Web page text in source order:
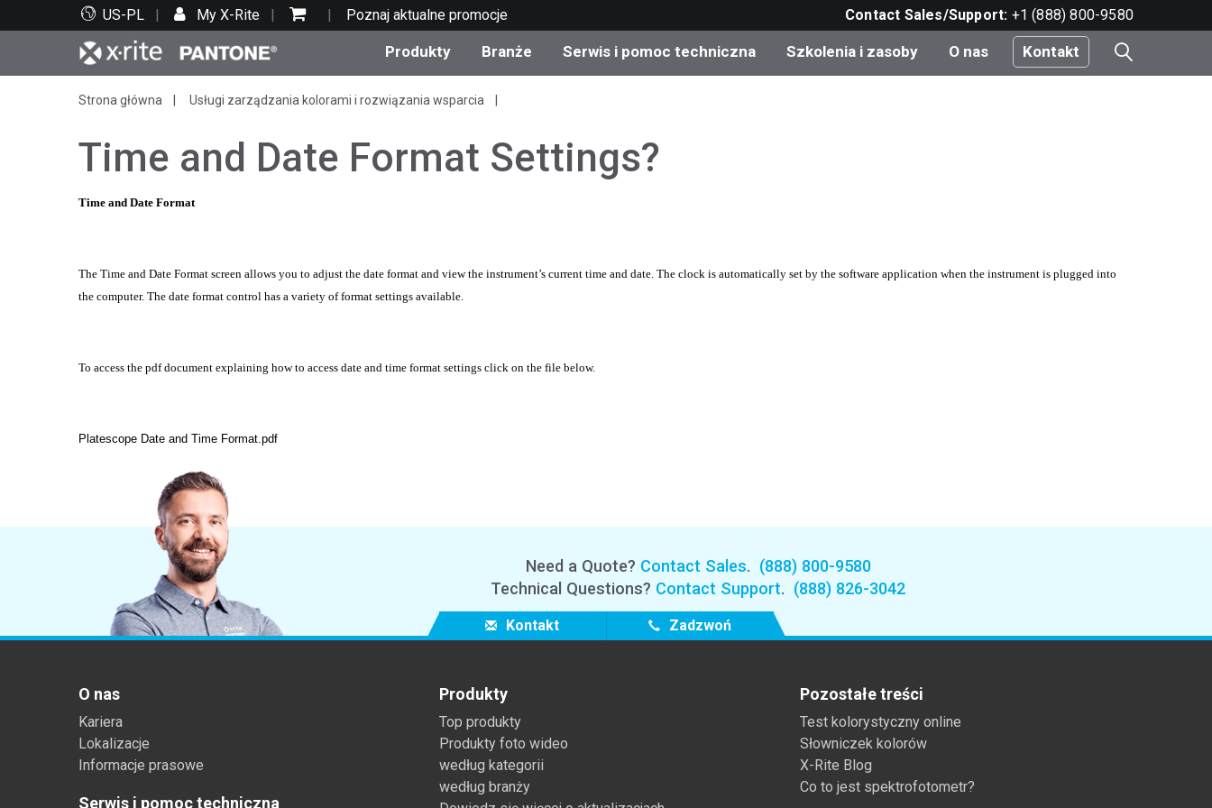
US-PL My X-Rite Poznaj aktualne promocje Contact Sales/Support: +1 (888) 800-9580
Produkty
Top produkty Kategorie produktów
aktualizacje
Branże
Druk i opakowania
Motoryzacja
Farby i powłoki
Tekstylia
Serwis i pomoc techniczna
Wsparcie techniczne Serwis i utrzymanie
Szkolenia i zasoby
Zasoby edukacyjne Szkolenie
Inne zasoby
O nas Kontakt
Strona główna Usługi zarządzania kolorami i rozwiązania wsparcia
Time and Date Format Settings?
Time and Date Format
The Time and Date Format screen allows you to adjust the date format and view the instrument’s current time and date. The clock is automatically set by the software application when the instrument is plugged into
the computer. The date format control has a variety of format settings available.
To access the pdf document explaining how to access date and time format settings click on the file below.
Platescope Date and Time Format.pdf
Need a Quote? Contact Sales. (888) 800-9580
Technical Questions? Contact Support. (888) 826-3042
Kontakt Zadzwoń
O nas
Kariera
Lokalizacje
Informacje prasowe
Serwis i pomoc techniczna
Produkty
Top produkty
Produkty foto wideo
według kategorii
według branży
Pozostałe treści
Test kolorystyczny online
Słowniczek kolorów
X-Rite Blog
Co to jest spektrofotometr?